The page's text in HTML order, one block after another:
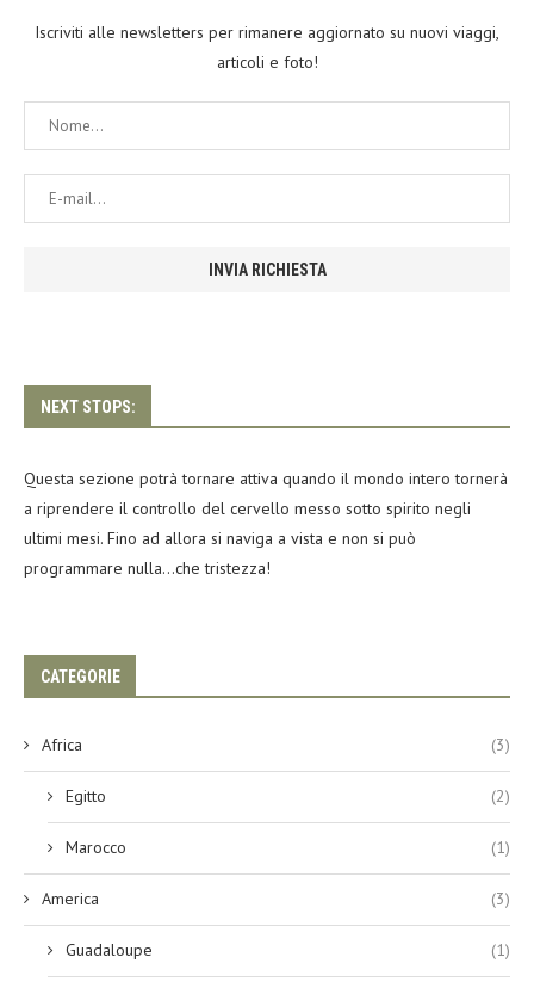
Iscriviti alle newsletters per rimanere aggiornato su nuovi viaggi,
articoli e foto!
NEXT STOPS:
Questa sezione potrà tornare attiva quando il mondo intero tornerà
a riprendere il controllo del cervello messo sotto spirito negli
ultimi mesi. Fino ad allora si naviga a vista e non si può
programmare nulla…che tristezza!
CATEGORIE
Africa (3)
Egitto (2)
Marocco (1)
America (3)
Guadaloupe (1)